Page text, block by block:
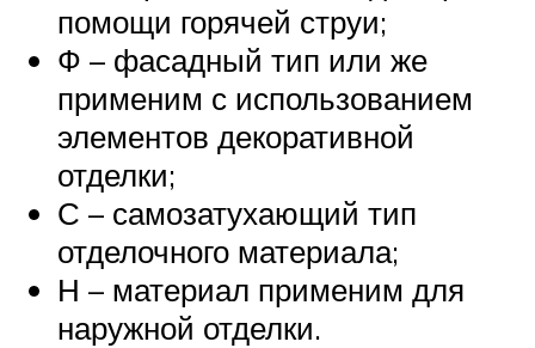
помощи горячей струи;
Ф – фасадный тип или же
применим с использованием
элементов декоративной
отделки;
С – самозатухающий тип
отделочного материала;
Н – материал применим для
наружной отделки.